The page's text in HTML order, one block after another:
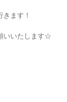
ます！
いいたします☆